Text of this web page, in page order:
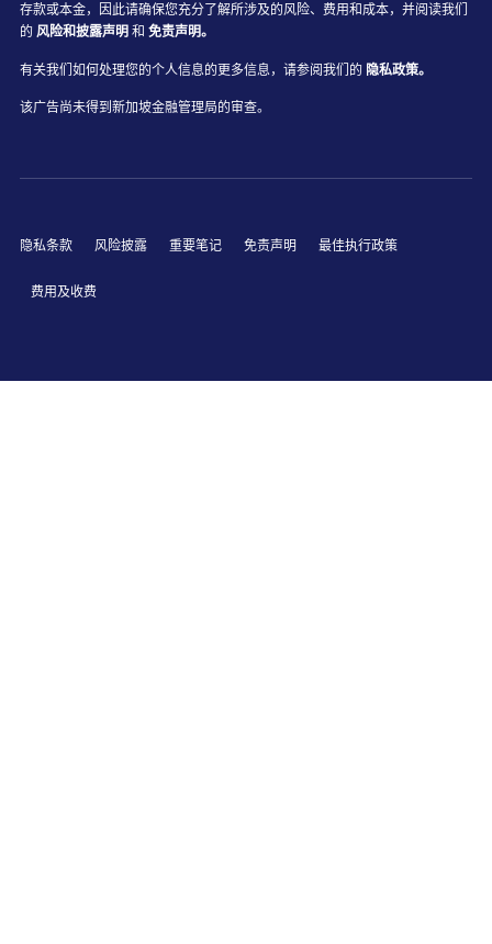
存款或本金，因此请确保您充分了解所涉及的风险、费用和成本，并阅读我们
的 风险和披露声明 和 免责声明。
有关我们如何处理您的个人信息的更多信息，请参阅我们的 隐私政策。
该广告尚未得到新加坡金融管理局的审查。
隐私条款 风险披露 重要笔记 免责声明 最佳执行政策
费用及收费